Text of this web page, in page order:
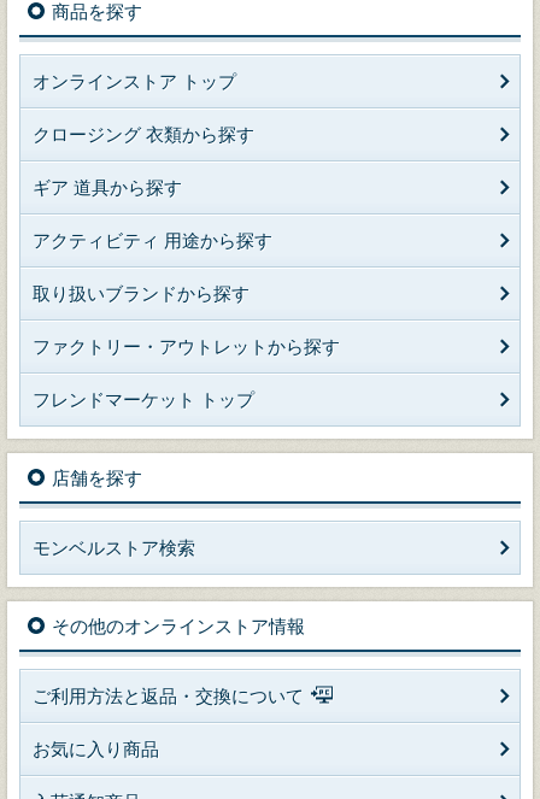
商品を探す
オンラインストア トップ
クロージング 衣類から探す
ギア 道具から探す
アクティビティ 用途から探す
取り扱いブランドから探す
ファクトリー・アウトレットから探す
フレンドマーケット トップ
店舗を探す
モンベルストア検索
その他のオンラインストア情報
ご利用方法と返品・交換について
お気に入り商品